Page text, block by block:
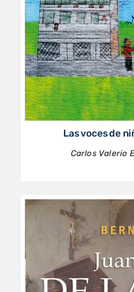
Las voces de
Carlos Valerio